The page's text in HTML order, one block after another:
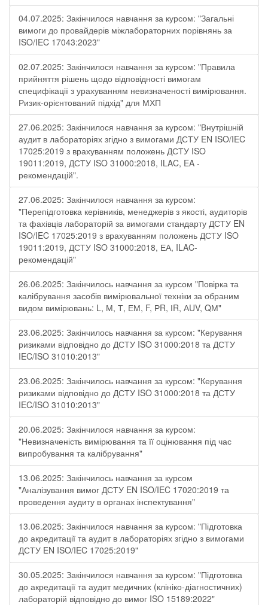
04.07.2025: Закінчилося навчання за курсом: "Загальні
вимоги до провайдерів міжлабораторних порівнянь за
ISO/IEC 17043:2023"
02.07.2025: Закінчилося навчання за курсом: "Правила
прийняття рішень щодо відповідності вимогам
специфікації з урахуванням невизначеності вимірювання.
Ризик-орієнтований підхід" для МХП
27.06.2025: Закінчилося навчання за курсом: "Внутрішній
аудит в лабораторіях згідно з вимогами ДСТУ EN ISO/IEC
17025:2019 з врахуванням положень ДСТУ ISO
19011:2019, ДСТУ ISO 31000:2018, ILAC, EA -
рекомендацій".
27.06.2025: Закінчилося навчання за курсом:
"Перепідготовка керівників, менеджерів з якості, аудиторів
та фахівців лабораторій за вимогами стандарту ДСТУ EN
ISO/IEC 17025:2019 з врахуванням положень ДСТУ ISO
19011:2019, ДСТУ ISO 31000:2018, ЕА, ILAC-
рекомендацій"
26.06.2025: Закінчилось навчання за курсом "Повірка та
калібрування засобів вимірювальної техніки за обраним
видом вимірювань: L, М, Т, ЕМ, F, РR, ІR, АUV, QМ"
23.06.2025: Закінчилось навчання за курсом: "Керування
ризиками відповідно до ДСТУ ISO 31000:2018 та ДСТУ
IEC/ISO 31010:2013"
23.06.2025: Закінчилось навчання за курсом: "Керування
ризиками відповідно до ДСТУ ISO 31000:2018 та ДСТУ
IEC/ISO 31010:2013"
20.06.2025: Закінчилося навчання за курсом:
"Невизначеність вимірювання та її оцінювання під час
випробування та калібрування"
13.06.2025: Закінчилось навчання за курсом
"Аналізування вимог ДСТУ EN ISO/IEC 17020:2019 та
проведення аудиту в органах інспектування"
13.06.2025: Закінчилося навчання за курсом: "Підготовка
до акредитації та аудит в лабораторіях згідно з вимогами
ДСТУ EN ISO/IEC 17025:2019"
30.05.2025: Закінчилося навчання за курсом: "Підготовка
до акредитації та аудит медичних (клініко-діагностичних)
лабораторій відповідно до вимог ISO 15189:2022"